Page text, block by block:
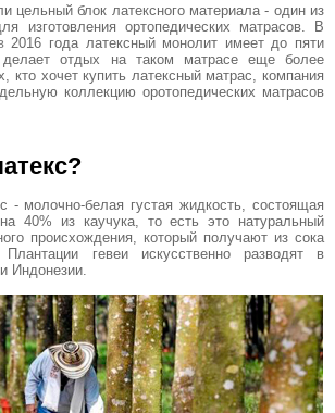
цельный блок латексного материала - один из
изготовления ортопедических матрасов. В
2016 года латексный монолит имеет до пяти
делает отдых на таком матрасе еще более
кто хочет купить латексный матрас, компания
коллекцию оротопедических матрасов
- молочно-белая густая жидкость, состоящая
40% из каучука, то есть это натуральный
происхождения, который получают из сока
Плантации гевеи искусственно разводят в
Индонезии.